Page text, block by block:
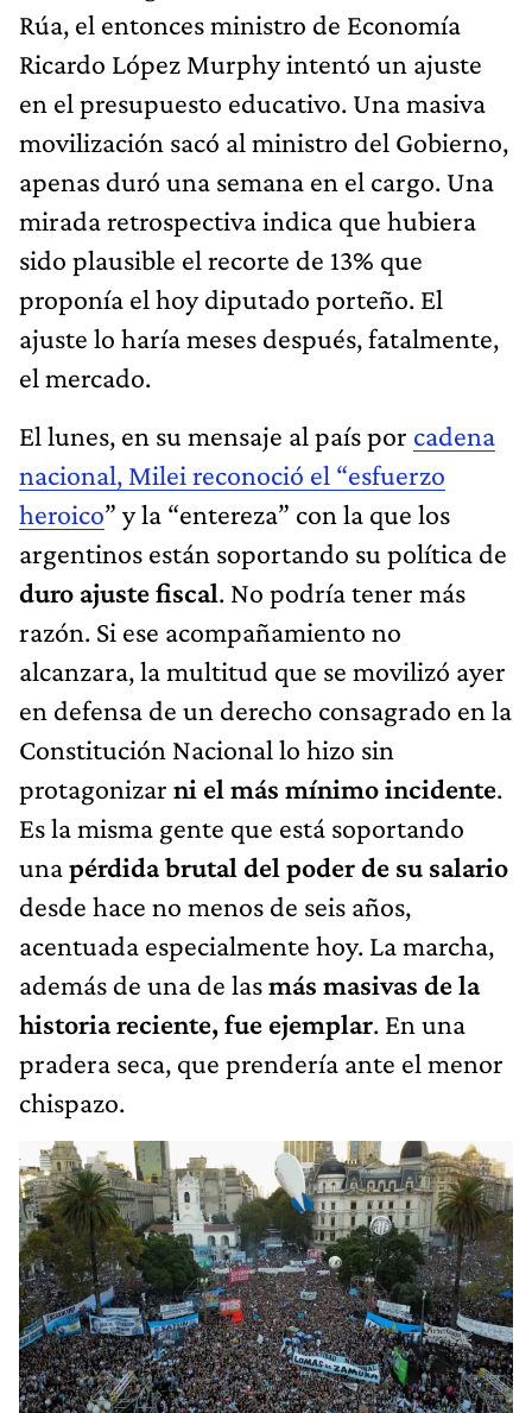
Rúa, el entonces ministro de Economía
Ricardo López Murphy intentó un ajuste
en el presupuesto educativo. Una masiva
movilización sacó al ministro del Gobierno,
apenas duró una semana en el cargo. Una
mirada retrospectiva indica que hubiera
sido plausible el recorte de 13% que
proponía el hoy diputado porteño. El
ajuste lo haría meses después, fatalmente,
el mercado.
El lunes, en su mensaje al país por cadena
nacional, Milei reconoció el “esfuerzo
heroico” y la “entereza” con la que los
argentinos están soportando su política de
duro ajuste fiscal. No podría tener más
razón. Si ese acompañamiento no
alcanzara, la multitud que se movilizó ayer
en defensa de un derecho consagrado en la
Constitución Nacional lo hizo sin
protagonizar ni el más mínimo incidente.
Es la misma gente que está soportando
unapérdida brutal del poder de su salario
desde hace no menos de seis años,
acentuada especialmente hoy. La marcha,
además de una de lasmás masivas de la
historia reciente, fue ejemplar. En una
pradera seca, que prendería ante el menor
chispazo.